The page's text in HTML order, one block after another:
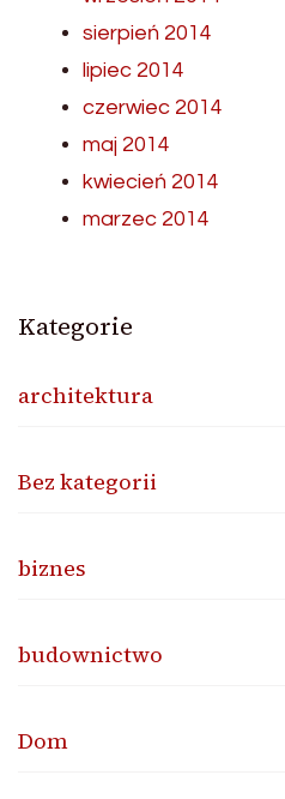
sierpień 2014
lipiec 2014
czerwiec 2014
maj 2014
kwiecień 2014
marzec 2014
Kategorie
architektura
Bez kategorii
biznes
budownictwo
Dom